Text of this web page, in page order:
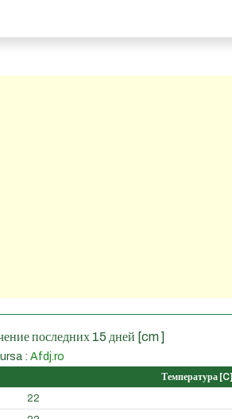
последних 15 дней [cm ]
: Afdj.ro
Температура [C]
22